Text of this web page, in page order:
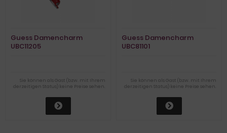
Guess Damencharm
UBC11205
Sie können als Gast (bzw. mit Ihrem
derzeitigen Status) keine Preise sehen.
Guess Damencharm
UBC81101
Sie können als Gast (bzw. mit Ihrem
derzeitigen Status) keine Preise sehen.